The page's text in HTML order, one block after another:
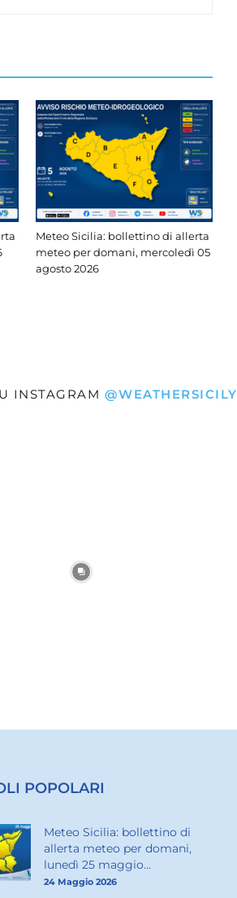
Meteo Sicilia: bollettino di allerta
meteo per domani, mercoledì 05
agosto 2026
INSTAGRAM @WEATHERSICILY
POPOLARI
Meteo Sicilia: bollettino di
allerta meteo per domani,
lunedì 25 maggio...
24 Maggio 2026